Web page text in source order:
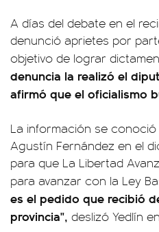
A días del debate en el
denunció aprietes por
objetivo de lograr
denuncia la realizó el
afirmó que el oficialismo
La información se
Agustín Fernández en el
para que La Libertad
para avanzar con la Ley
es el pedido que recibió
provincia", deslizó Yedlín